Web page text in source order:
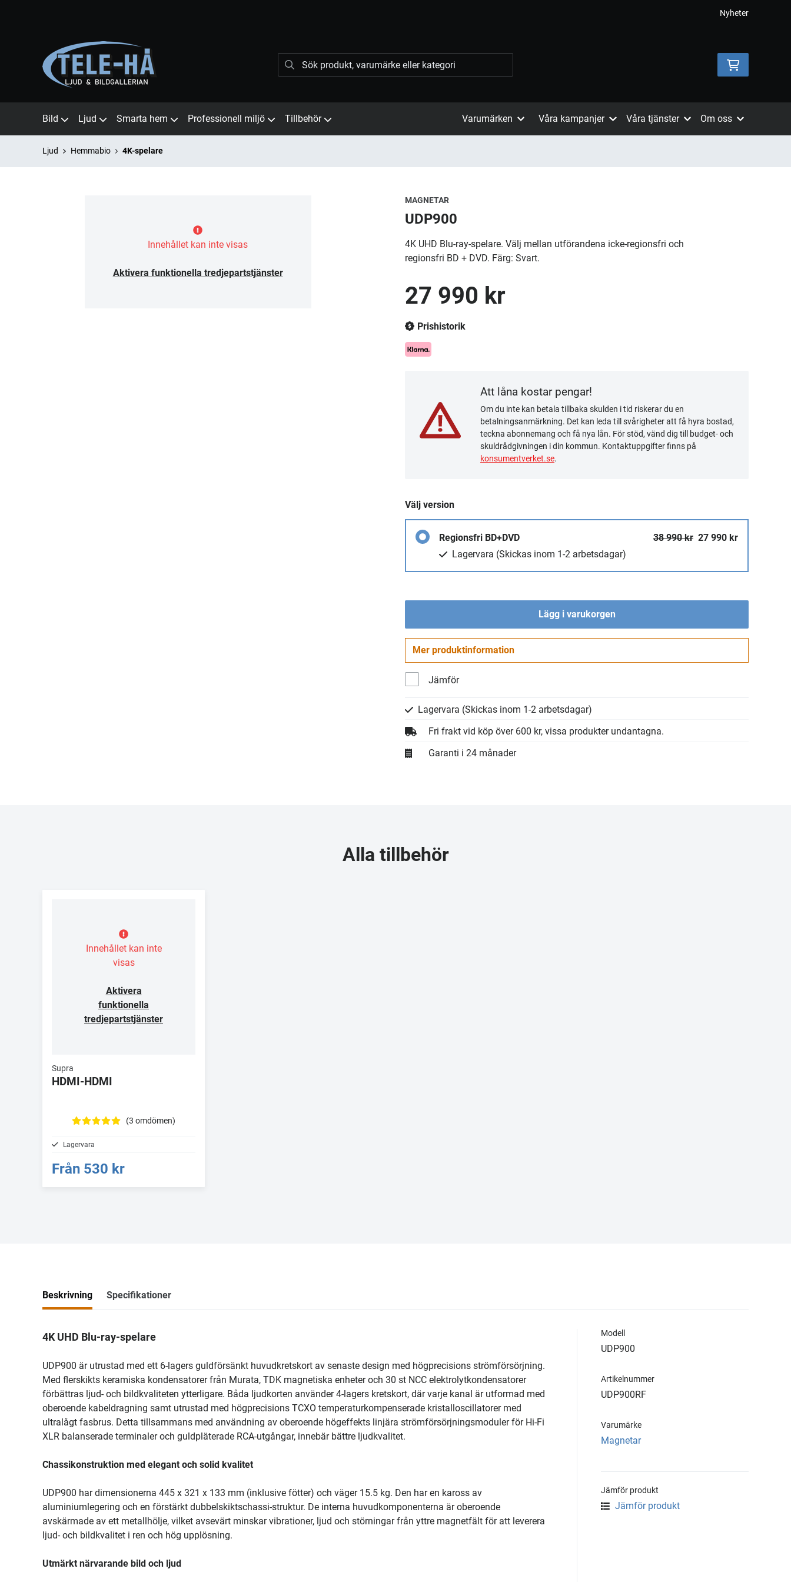
Nyheter
Bild Ljud Smarta hem Professionell miljö Tillbehör Varumärken Våra kampanjer Våra tjänster Om oss
Ljud Hemmabio 4K-spelare
Innehållet kan inte visas
Aktivera funktionella tredjepartstjänster
MAGNETAR
UDP900
4K UHD Blu-ray-spelare. Välj mellan utförandena icke-regionsfri och
regionsfri BD + DVD. Färg: Svart.
27 990 kr
Prishistorik
Att låna kostar pengar!
Om du inte kan betala tillbaka skulden i tid riskerar du en
betalningsanmärkning. Det kan leda till svårigheter att få hyra bostad,
teckna abonnemang och få nya lån. För stöd, vänd dig till budget- och
skuldrådgivningen i din kommun. Kontaktuppgifter finns på
konsumentverket.se.
Välj version
Regionsfri BD+DVD 27 990 kr
38 990 kr
Lagervara (Skickas inom 1-2 arbetsdagar)
Lägg i varukorgen
Mer produktinformation
Jämför
Lagervara (Skickas inom 1-2 arbetsdagar)
Fri frakt vid köp över 600 kr, vissa produkter undantagna.
Garanti i 24 månader
Alla tillbehör
Innehållet kan inte
visas
Aktivera
funktionella
tredjepartstjänster
Supra
HDMI-HDMI
(3 omdömen)
Lagervara
Från 530 kr
Beskrivning Specifikationer
4K UHD Blu-ray-spelare
UDP900 är utrustad med ett 6-lagers guldförsänkt huvudkretskort av senaste design med högprecisions strömförsörjning.
Med flerskikts keramiska kondensatorer från Murata, TDK magnetiska enheter och 30 st NCC elektrolytkondensatorer
förbättras ljud- och bildkvaliteten ytterligare. Båda ljudkorten använder 4-lagers kretskort, där varje kanal är utformad med
oberoende kabeldragning samt utrustad med högprecisions TCXO temperaturkompenserade kristalloscillatorer med
ultralågt fasbrus. Detta tillsammans med användning av oberoende högeffekts linjära strömförsörjningsmoduler för Hi-Fi
XLR balanserade terminaler och guldpläterade RCA-utgångar, innebär bättre ljudkvalitet.
Chassikonstruktion med elegant och solid kvalitet
UDP900 har dimensionerna 445 x 321 x 133 mm (inklusive fötter) och väger 15.5 kg. Den har en kaross av
aluminiumlegering och en förstärkt dubbelskiktschassi-struktur. De interna huvudkomponenterna är oberoende
avskärmade av ett metallhölje, vilket avsevärt minskar vibrationer, ljud och störningar från yttre magnetfält för att leverera
ljud- och bildkvalitet i ren och hög upplösning.
Utmärkt närvarande bild och ljud
Modell
UDP900
Artikelnummer
UDP900RF
Varumärke
Magnetar
Jämför produkt
Jämför produkt